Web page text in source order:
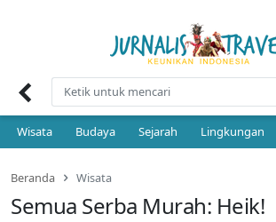
Wisata Budaya Sejarah Lingkungan
Beranda Wisata
Semua Serba Murah: Heik!